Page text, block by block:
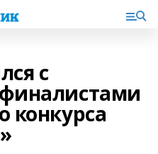
с
конкурса